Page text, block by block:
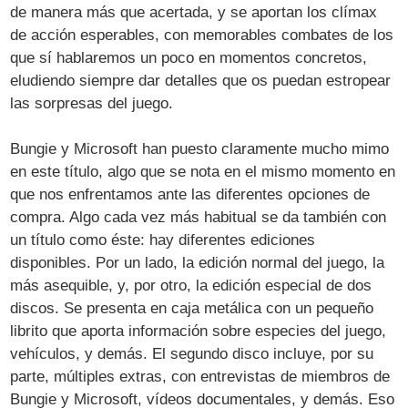
de manera más que acertada, y se aportan los clímax
de acción esperables, con memorables combates de los
que sí hablaremos un poco en momentos concretos,
eludiendo siempre dar detalles que os puedan estropear
las sorpresas del juego.
Bungie y Microsoft han puesto claramente mucho mimo
en este título, algo que se nota en el mismo momento en
que nos enfrentamos ante las diferentes opciones de
compra. Algo cada vez más habitual se da también con
un título como éste: hay diferentes ediciones
disponibles. Por un lado, la edición normal del juego, la
más asequible, y, por otro, la edición especial de dos
discos. Se presenta en caja metálica con un pequeño
librito que aporta información sobre especies del juego,
vehículos, y demás. El segundo disco incluye, por su
parte, múltiples extras, con entrevistas de miembros de
Bungie y Microsoft, vídeos documentales, y demás. Eso